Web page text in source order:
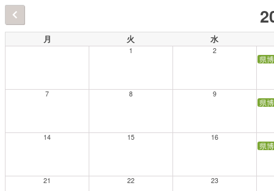
月 火 水
1 2
県
7 8 9
県
14 15 16
県
21 22 23